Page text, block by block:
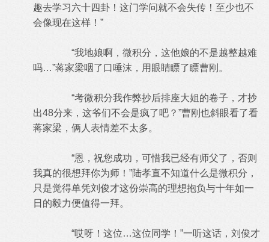
趣去学习六十四卦！这门学问就不会失传！至少也不
会像现在这样！”
“我地娘啊，微积分，这他娘的不是越整越难
吗…”蒋家梁咽了口唾沫，用眼睛瞟了瞟曹刚。
“考微积分我作弊抄后排座大姐的卷子，才抄
出48分来，这爷们不会是疯了吧？”曹刚也斜眼看了看
蒋家梁，俩人表情差不太多。
“恩，祝您成功，可惜我已经有师父了，否则
我真的很想拜你为师！”陆孝直不知道什么是微积分，
只是觉得单凭刘俊才这份崇高的理想抱负与十年如一
日的毅力便值得一拜。
“哎呀！这位…这位同学！”一听这话，刘俊才